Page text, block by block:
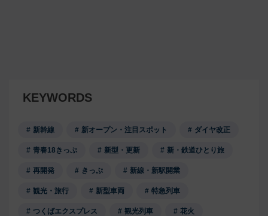
KEYWORDS
新幹線 新オープン・注目スポット ダイヤ改正
青春18きっぷ 新型・更新 新・鉄道ひとり旅
再開発 きっぷ 新線・新駅開業
観光・旅行 新型車両 特急列車
つくばエクスプレス 観光列車 花火